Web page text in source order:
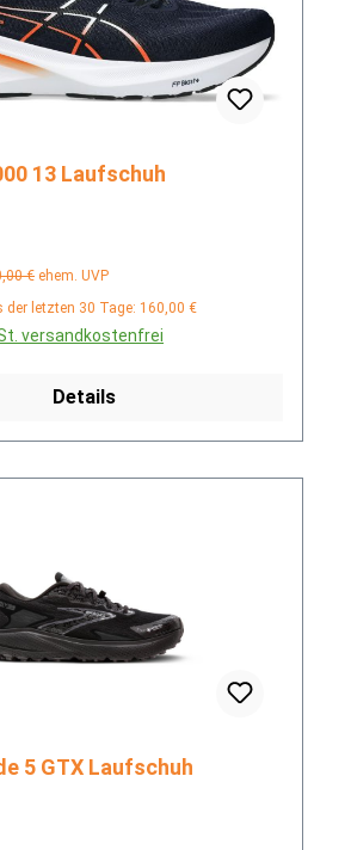
2000 13 Laufschuh
Preis:
€ ehem. UVP
der letzten 30 Tage: 160,00 €
versandkostenfrei
Details
Divide 5 GTX Laufschuh